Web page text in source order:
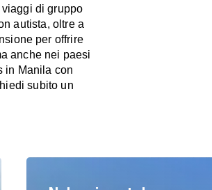
di gruppo
autista, oltre a
per offrire
anche nei paesi
in Manila con
subito un